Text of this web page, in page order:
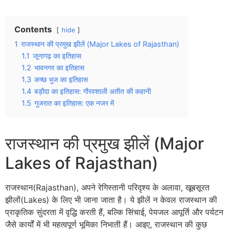
Contents hide
1 राजस्थान की प्रमुख झीलें (Major Lakes of Rajasthan)
1.1 जूनागढ़ का इतिहास
1.2 भावनगर का इतिहास
1.3 कच्छ भुज का इतिहास
1.4 बड़ौदा का इतिहास: गौरवशाली अतीत की कहानी
1.5 गुजरात का इतिहास: एक नजर में
राजस्थान की प्रमुख झीलें (Major
Lakes of Rajasthan)
राजस्थान(Rajasthan), अपने रेगिस्तानी परिदृश्य के अलावा, खूबसूरत
झीलों(Lakes) के लिए भी जाना जाता है। ये झीलें न केवल राजस्थान की
प्राकृतिक सुंदरता में वृद्धि करती हैं, बल्कि सिंचाई, पेयजल आपूर्ति और पर्यटन
जैसे कार्यों में भी महत्वपूर्ण भूमिका निभाती हैं। आइए, राजस्थान की कुछ